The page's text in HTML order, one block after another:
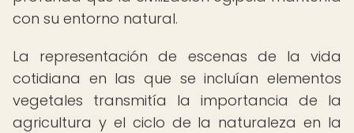
con su entorno natural.
La representación de escenas de la vida
cotidiana en las que se incluían elementos
vegetales transmitía la importancia de la
agricultura y el ciclo de la naturaleza en la